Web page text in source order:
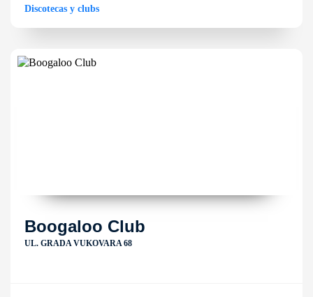
Discotecas y clubs
Boogaloo Club
UL. GRADA VUKOVARA 68